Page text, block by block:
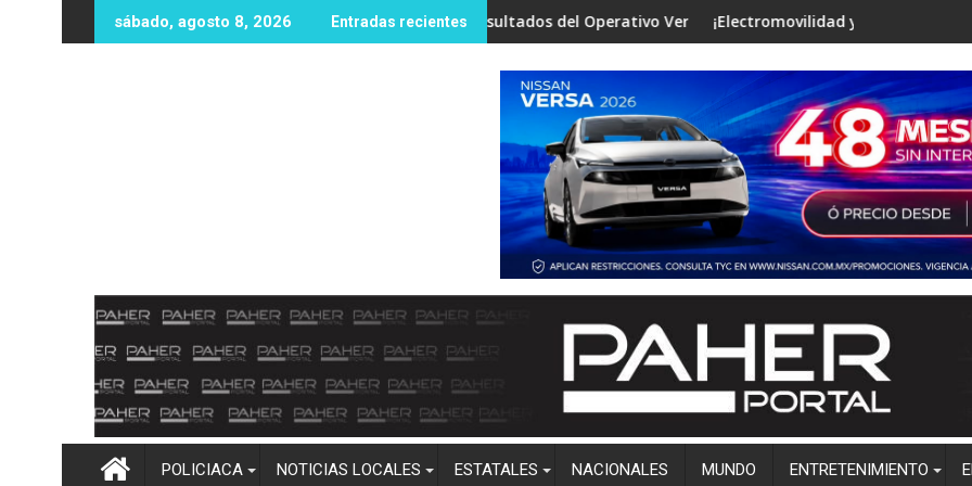
al
sábado, agosto 8, 2026 Entradas recientes
sin vida en zona rural de Mocorito; autoridades realizan las investigaciones
Destacan buenos resultados del Operativo Verano Seguro en mesa de Construcción de Paz,
¡Electromovilidad y tecnología de punta!
POLICIACA NOTICIAS LOCALES ESTATALES NACIONALES MUNDO ENTRETENIMIENTO